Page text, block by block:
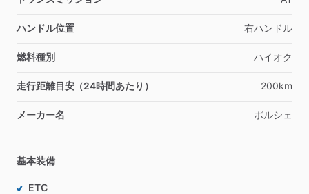
ハンドル位置 右ハンドル
燃料種別 ハイオク
走行距離目安（24時間あたり） 200km
メーカー名 ポルシェ
基本装備
ETC